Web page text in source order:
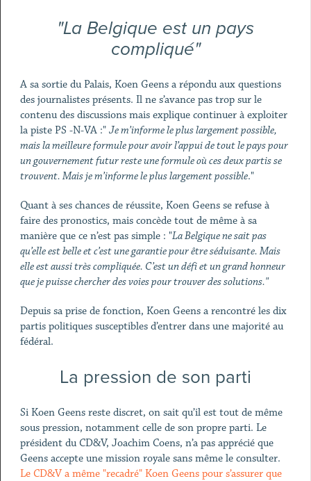
"La Belgique est un pays
compliqué"
A sa sortie du Palais, Koen Geens a répondu aux questions
des journalistes présents. Il ne s’avance pas trop sur le
contenu des discussions mais explique continuer à exploiter
la piste PS -N-VA :" Je m’informe le plus largement possible,
mais la meilleure formule pour avoir l’appui de tout le pays pour
un gouvernement futur reste une formule où ces deux partis se
trouvent. Mais je m’informe le plus largement possible."
Quant à ses chances de réussite, Koen Geens se refuse à
faire des pronostics, mais concède tout de même à sa
manière que ce n’est pas simple : "La Belgique ne sait pas
qu’elle est belle et c’est une garantie pour être séduisante. Mais
elle est aussi très compliquée. C’est un défi et un grand honneur
que je puisse chercher des voies pour trouver des solutions."
Depuis sa prise de fonction, Koen Geens a rencontré les dix
partis politiques susceptibles d’entrer dans une majorité au
fédéral.
La pression de son parti
Si Koen Geens reste discret, on sait qu’il est tout de même
sous pression, notamment celle de son propre parti. Le
président du CD&V, Joachim Coens, n’a pas apprécié que
Geens accepte une mission royale sans même le consulter.
Le CD&V a même "recadré" Koen Geens pour s’assurer que